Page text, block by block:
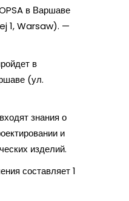
в Варшаве
1, Warsaw). —
в
(ул.
знания о
и
изделий.
составляет 1